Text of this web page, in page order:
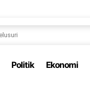
Politik Ekonomi